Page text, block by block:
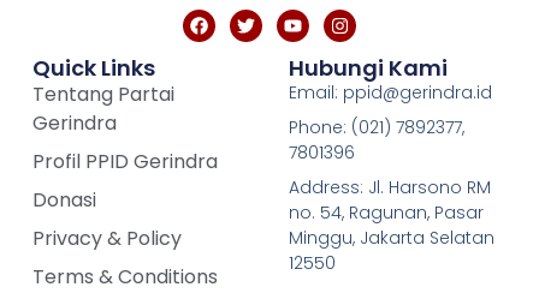
Quick Links
Tentang Partai
Gerindra
Profil PPID Gerindra
Donasi
Privacy & Policy
Terms & Conditions
Hubungi Kami
Email: ppid@gerindra.id
Phone: (021) 7892377,
7801396
Address: Jl. Harsono RM
no. 54, Ragunan, Pasar
Minggu, Jakarta Selatan
12550